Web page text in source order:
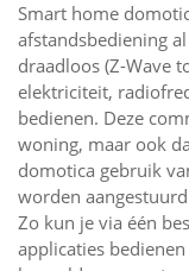
Smart home
afstandsbediening
draadloos (Z-Wave
elektriciteit,
bedienen. Deze
woning, maar ook
domotica gebruik
worden
Zo kun je via één
applicaties